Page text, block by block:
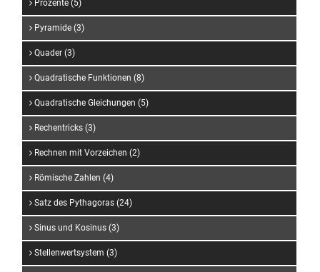
Prozente (5)
Pyramide (3)
Quader (3)
Quadratische Funktionen (8)
Quadratische Gleichungen (5)
Rechentricks (3)
Rechnen mit Vorzeichen (2)
Römische Zahlen (4)
Satz des Pythagoras (24)
Sinus und Kosinus (3)
Stellenwertsystem (3)